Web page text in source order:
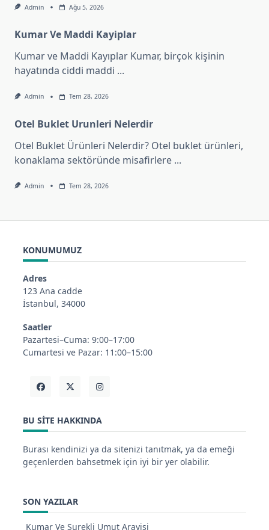
Admin Ağu 5, 2026
Kumar Ve Maddi Kayiplar
Kumar ve Maddi Kayıplar Kumar, birçok kişinin
hayatında ciddi maddi ...
Admin Tem 28, 2026
Otel Buklet Urunleri Nelerdir
Otel Buklet Ürünleri Nelerdir? Otel buklet ürünleri,
konaklama sektöründe misafirlere ...
Admin Tem 28, 2026
KONUMUMUZ
Adres
123 Ana cadde
İstanbul, 34000
Saatler
Pazartesi–Cuma: 9:00–17:00
Cumartesi ve Pazar: 11:00–15:00
BU SITE HAKKINDA
Burası kendinizi ya da sitenizi tanıtmak, ya da emeği
geçenlerden bahsetmek için iyi bir yer olabilir.
SON YAZILAR
Kumar Ve Surekli Umut Arayisi